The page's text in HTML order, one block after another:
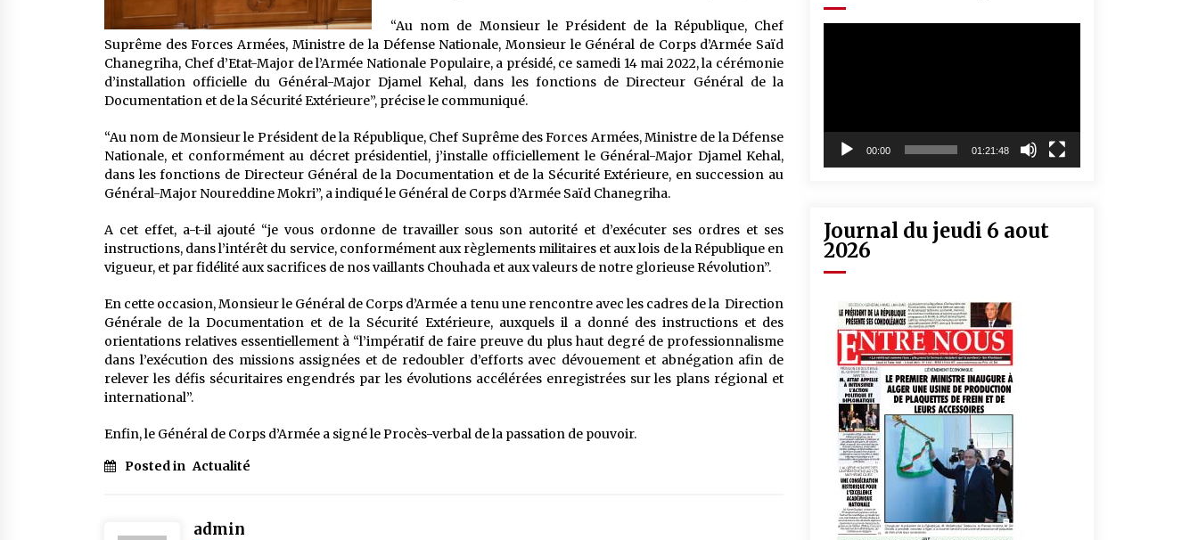
“Au nom de Monsieur le Président de la République, Chef
Suprême des Forces Armées, Ministre de la Défense Nationale, Monsieur le Général de Corps d’Armée Saïd
Chanegriha, Chef d’Etat-Major de l’Armée Nationale Populaire, a présidé, ce samedi 14 mai 2022, la cérémonie
d’installation officielle du Général-Major Djamel Kehal, dans les fonctions de Directeur Général de la
Documentation et de la Sécurité Extérieure”, précise le communiqué.
“Au nom de Monsieur le Président de la République, Chef Suprême des Forces Armées, Ministre de la Défense
Nationale, et conformément au décret présidentiel, j’installe officiellement le Général-Major Djamel Kehal,
dans les fonctions de Directeur Général de la Documentation et de la Sécurité Extérieure, en succession au
Général-Major Noureddine Mokri”, a indiqué le Général de Corps d’Armée Saïd Chanegriha.
A cet effet, a-t-il ajouté “je vous ordonne de travailler sous son autorité et d’exécuter ses ordres et ses
instructions, dans l’intérêt du service, conformément aux règlements militaires et aux lois de la République en
vigueur, et par fidélité aux sacrifices de nos vaillants Chouhada et aux valeurs de notre glorieuse Révolution”.
En cette occasion, Monsieur le Général de Corps d’Armée a tenu une rencontre avec les cadres de la Direction
Générale de la Documentation et de la Sécurité Extérieure, auxquels il a donné des instructions et des
orientations relatives essentiellement à “l’impératif de faire preuve du plus haut degré de professionnalisme
dans l’exécution des missions assignées et de redoubler d’efforts avec dévouement et abnégation afin de
relever les défis sécuritaires engendrés par les évolutions accélérées enregistrées sur les plans régional et
international”.
Enfin, le Général de Corps d’Armée a signé le Procès-verbal de la passation de pouvoir.
Posted in Actualité
admin
00:00 01:21:48
Journal du jeudi 6 aout
2026